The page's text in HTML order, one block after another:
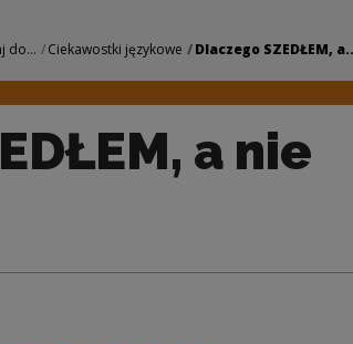
|
do... Ciekawostki językowe Dlaczego SZEDŁEM,
a nie